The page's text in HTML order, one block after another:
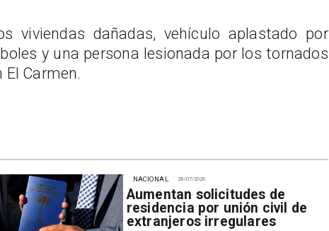
28/07/2026
Aumentan solicitudes de
residencia por unión civil de
extranjeros irregulares
NACIONAL
viviendas dañadas, vehículo aplastado por
y una persona lesionada por los tornados
El Carmen.